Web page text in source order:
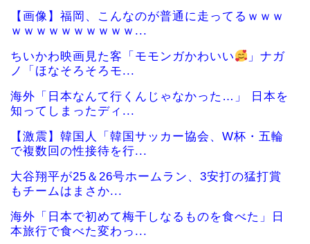
【画像】福岡、こんなのが普通に走ってるｗｗｗ
ｗｗｗｗｗｗｗｗｗｗ...
ちいかわ映画見た客「モモンガかわいい
」ナガ
ノ「ほなそろそろモ...
海外「日本なんて行くんじゃなかった…」 日本を
知ってしまったディ...
【激震】韓国人「韓国サッカー協会、W杯・五輪
で複数回の性接待を行...
大谷翔平が25＆26号ホームラン、3安打の猛打賞
もチームはまさか...
海外「日本で初めて梅干しなるものを食べた」日
本旅行で食べた変わっ...